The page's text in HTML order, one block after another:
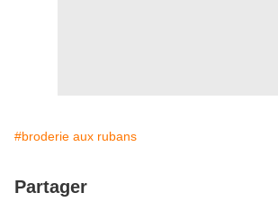
#broderie aux rubans
Partager